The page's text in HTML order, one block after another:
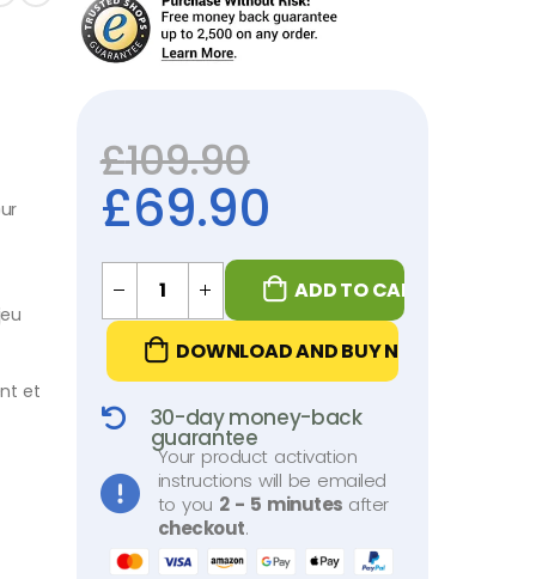
et
£109.90
£69.90
ADD TO CART
DOWNLOAD AND BUY NOW
30-day money-back
guarantee
Your product activation
instructions will be emailed
to you 2 - 5 minutes after
checkout.